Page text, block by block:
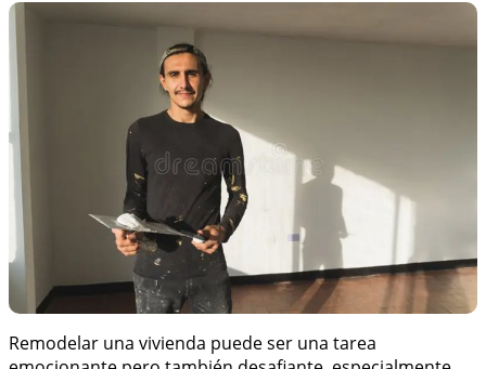
Remodelar una vivienda puede ser una tarea